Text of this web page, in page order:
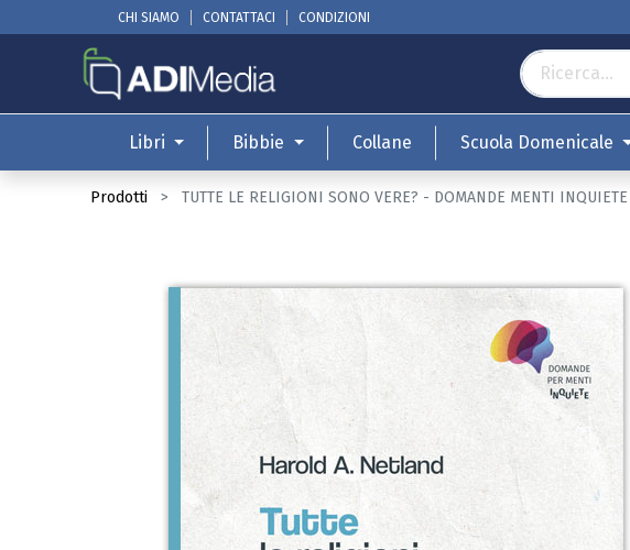
CHI SIAMO CONTATTACI CONDIZIONI
Libri Bibbie Collane Scuola Domenicale
Prodotti TUTTE LE RELIGIONI SONO VERE? - DOMANDE MENTI INQUIETE